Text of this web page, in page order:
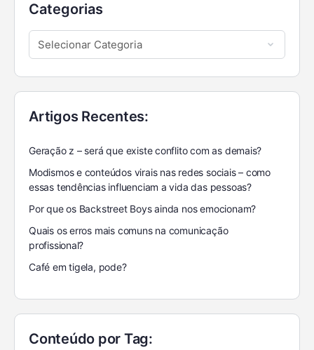
Categorias
Artigos Recentes:
Geração z – será que existe conflito com as demais?
Modismos e conteúdos virais nas redes sociais – como
essas tendências influenciam a vida das pessoas?
Por que os Backstreet Boys ainda nos emocionam?
Quais os erros mais comuns na comunicação
profissional?
Café em tigela, pode?
Conteúdo por Tag: